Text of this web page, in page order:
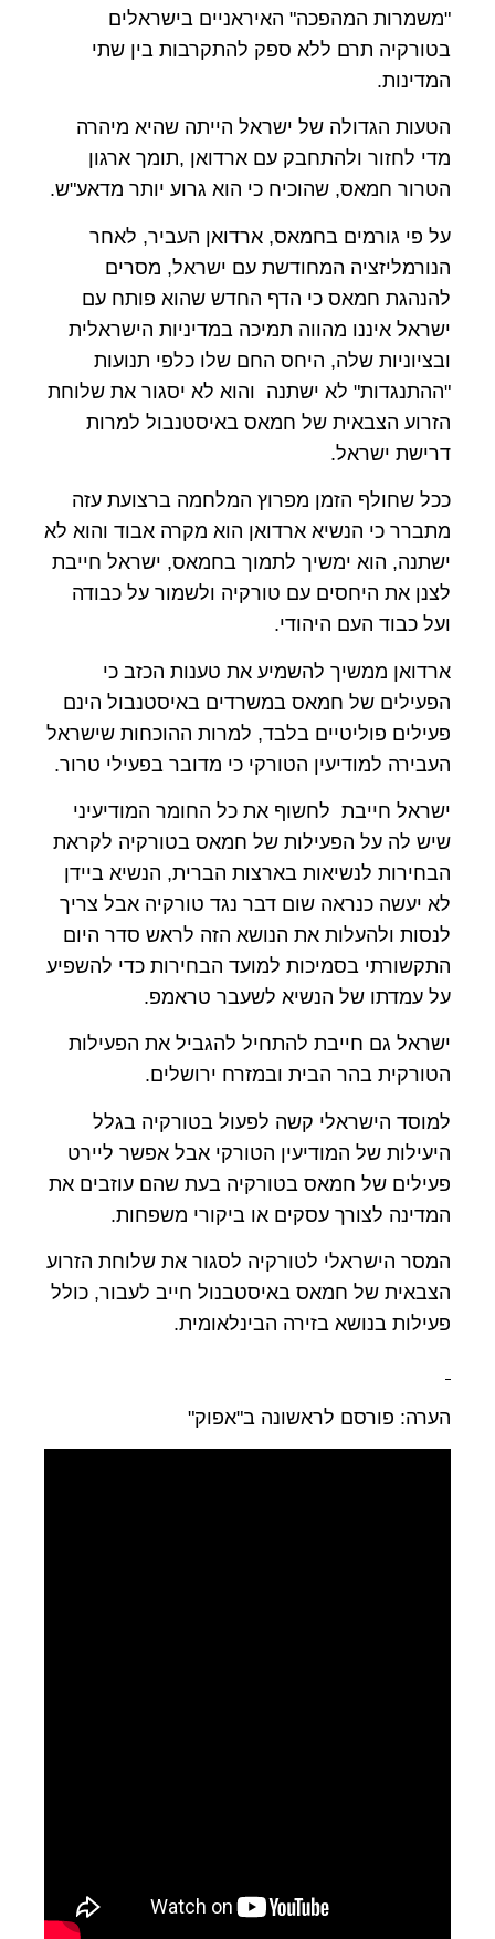
"משמרות המהפכה" האיראניים בישראלים
בטורקיה תרם ללא ספק להתקרבות בין שתי
המדינות.
הטעות הגדולה של ישראל הייתה שהיא מיהרה
מדי לחזור ולהתחבק עם ארדואן ,תומך ארגון
הטרור חמאס, שהוכיח כי הוא גרוע יותר מדאע"ש.
על פי גורמים בחמאס, ארדואן העביר, לאחר
הנורמליזציה המחודשת עם ישראל, מסרים
להנהגת חמאס כי הדף החדש שהוא פותח עם
ישראל איננו מהווה תמיכה במדיניות הישראלית
ובציוניות שלה, היחס החם שלו כלפי תנועות
"ההתנגדות" לא ישתנה והוא לא יסגור את שלוחת
הזרוע הצבאית של חמאס באיסטנבול למרות
דרישת ישראל.
ככל שחולף הזמן מפרוץ המלחמה ברצועת עזה
מתברר כי הנשיא ארדואן הוא מקרה אבוד והוא לא
ישתנה, הוא ימשיך לתמוך בחמאס, ישראל חייבת
לצנן את היחסים עם טורקיה ולשמור על כבודה
ועל כבוד העם היהודי.
ארדואן ממשיך להשמיע את טענות הכזב כי
הפעילים של חמאס במשרדים באיסטנבול הינם
פעילים פוליטיים בלבד, למרות ההוכחות שישראל
העבירה למודיעין הטורקי כי מדובר בפעילי טרור.
ישראל חייבת לחשוף את כל החומר המודיעיני
שיש לה על הפעילות של חמאס בטורקיה לקראת
הבחירות לנשיאות בארצות הברית, הנשיא ביידן
לא יעשה כנראה שום דבר נגד טורקיה אבל צריך
לנסות ולהעלות את הנושא הזה לראש סדר היום
התקשורתי בסמיכות למועד הבחירות כדי להשפיע
על עמדתו של הנשיא לשעבר טראמפ.
ישראל גם חייבת להתחיל להגביל את הפעילות
הטורקית בהר הבית ובמזרח ירושלים.
למוסד הישראלי קשה לפעול בטורקיה בגלל
היעילות של המודיעין הטורקי אבל אפשר ליירט
פעילים של חמאס בטורקיה בעת שהם עוזבים את
המדינה לצורך עסקים או ביקורי משפחות.
המסר הישראלי לטורקיה לסגור את שלוחת הזרוע
הצבאית של חמאס באיסטבנול חייב לעבור, כולל
פעילות בנושא בזירה הבינלאומית.
הערה: פורסם לראשונה ב"אפוק"